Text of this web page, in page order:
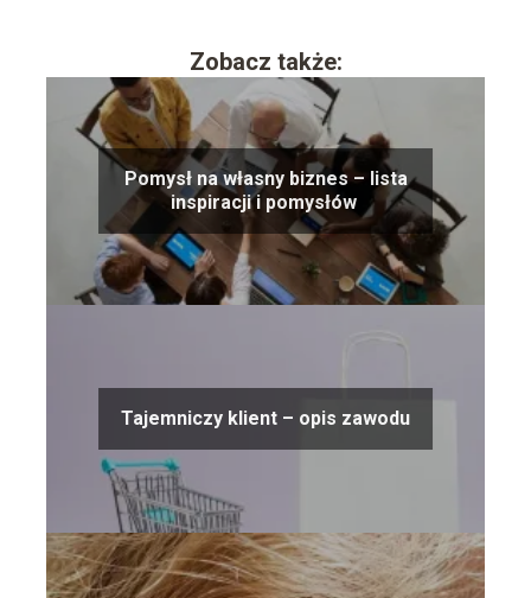
Zobacz także:
Pomysł na własny biznes – lista
inspiracji i pomysłów
Tajemniczy klient – opis zawodu